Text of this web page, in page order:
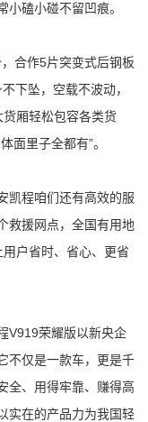
磕小碰不留凹痕。
合作5片突变式后钢板
下坠，空载不波动，
厢轻松包容各类货
面里子全都有”。
程咱们还有高效的服
救援网点，全国有用地
户省时、省心、更省
荣耀版以新央企
不仅是一款车，更是千
全、用得牢靠、赚得高
实在的产品力为我国轻